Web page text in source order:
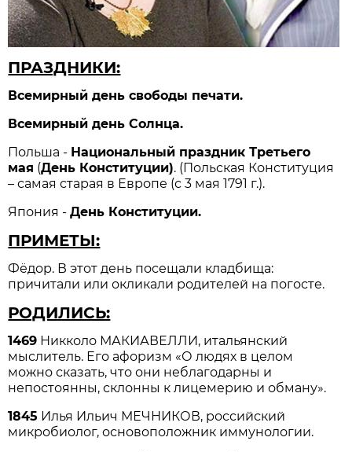
ПРАЗДНИКИ:
Всемирный день свободы печати.
Всемирный день Солнца.
Польша - Национальный праздник Третьего
мая (День Конституции). (Польская Конституция
– самая старая в Европе (с 3 мая 1791 г.).
Япония -День Конституции.
ПРИМЕТЫ:
Фёдор. В этот день посещали кладбища:
причитали или окликали родителей на погосте.
РОДИЛИСЬ:
1469 Никколо МАКИАВЕЛЛИ, итальянский
мыслитель. Его афоризм «О людях в целом
можно сказать, что они неблагодарны и
непостоянны, склонны к лицемерию и обману».
1845 Илья Ильич МЕЧНИКОВ, российский
микробиолог, основоположник иммунологии.